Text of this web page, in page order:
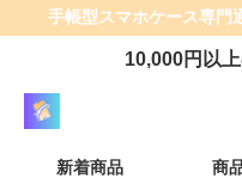
手帳型スマホケース専門
10,000円以
新着商品 商